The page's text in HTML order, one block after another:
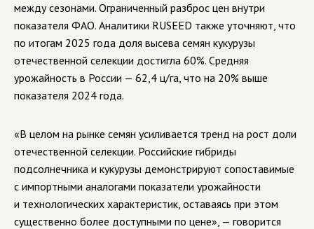
между сезонами. Ограниченный разброс цен внутри
показателя ФАО. Аналитики RUSEED также уточняют, что
по итогам 2025 года доля высева семян кукурузы
отечественной селекции достигла 60%. Средняя
урожайность в России — 62,4 ц/га, что на 20% выше
показателя 2024 года.
«В целом на рынке семян усиливается тренд на рост доли
отечественной селекции. Российские гибриды
подсолнечника и кукурузы демонстрируют сопоставимые
с импортными аналогами показатели урожайности
и технологических характеристик, оставаясь при этом
существенно более доступными по цене», — говорится